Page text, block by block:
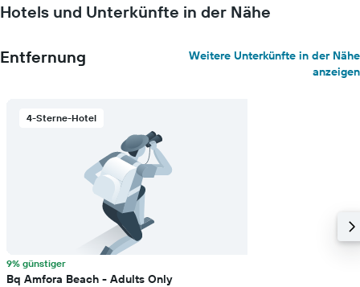
Hotels und Unterkünfte in der Nähe
Entfernung
Weitere Unterkünfte in der Nähe
anzeigen
4-Sterne-Hotel
9% günstiger
Bq Amfora Beach - Adults Only